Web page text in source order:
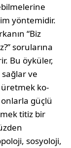
yön­temidir.
“Biz
sorularına
Bu öyküler,
ve
üretmek ko­
onlarla güçlü
titiz bir
sosyoloji,